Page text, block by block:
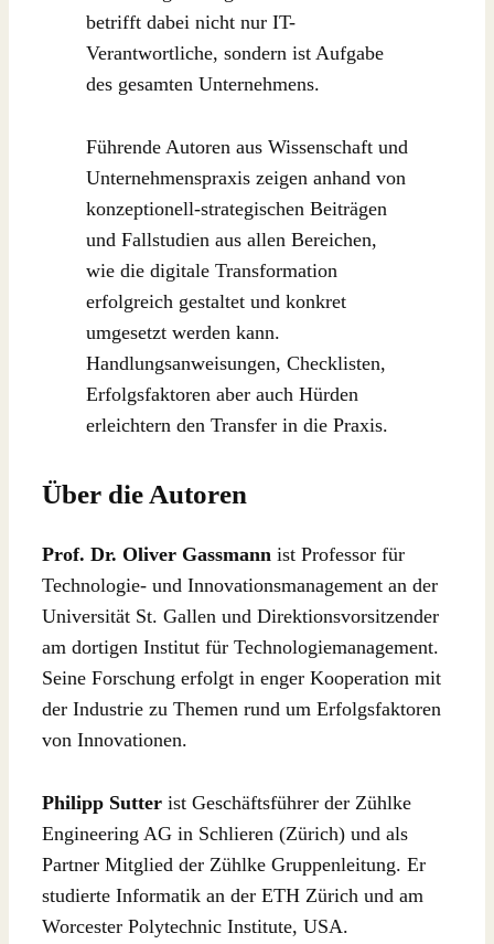
betrifft dabei nicht nur IT-
Verantwortliche, sondern ist Aufgabe
des gesamten Unternehmens.
Führende Autoren aus Wissenschaft und
Unternehmenspraxis zeigen anhand von
konzeptionell-strategischen Beiträgen
und Fallstudien aus allen Bereichen,
wie die digitale Transformation
erfolgreich gestaltet und konkret
umgesetzt werden kann.
Handlungsanweisungen, Checklisten,
Erfolgsfaktoren aber auch Hürden
erleichtern den Transfer in die Praxis.
Über die Autoren
Prof. Dr. Oliver Gassmann ist Professor für
Technologie- und Innovationsmanagement an der
Universität St. Gallen und Direktionsvorsitzender
am dortigen Institut für Technologiemanagement.
Seine Forschung erfolgt in enger Kooperation mit
der Industrie zu Themen rund um Erfolgsfaktoren
von Innovationen.
Philipp Sutter ist Geschäftsführer der Zühlke
Engineering AG in Schlieren (Zürich) und als
Partner Mitglied der Zühlke Gruppenleitung. Er
studierte Informatik an der ETH Zürich und am
Worcester Polytechnic Institute, USA.